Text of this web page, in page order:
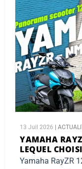
13 Juil 2026
YAMAHA
LEQUEL
Yamaha RayZR